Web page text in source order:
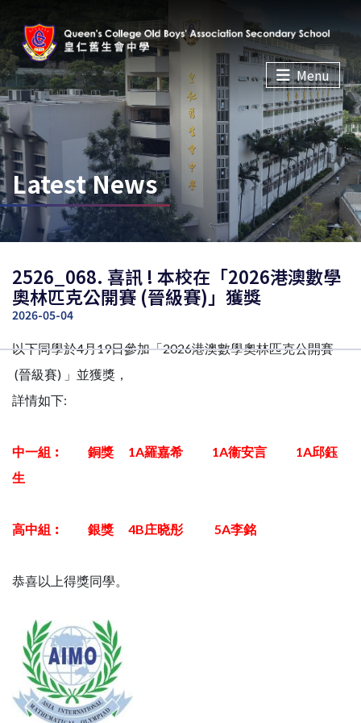
Menu
Latest News
2526_068. 喜訊 ! 本校在「2026港澳數學
奧林匹克公開賽 (晉級賽)」獲獎
2026-05-04
以下同學於4月19日參加「2026港澳數學奧林匹克公開賽
(晉級賽) 」並獲獎，
詳情如下:
中一組︰ 銅獎 1A羅嘉希 1A衞安言 1A邱鈺
生
高中組︰ 銀獎 4B庄晓彤 5A李銘
恭喜以上得獎同學。